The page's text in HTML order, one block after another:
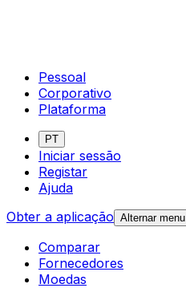
Pessoal
Corporativo
Plataforma
PT
Iniciar sessão
Registar
Ajuda
Obter a aplicação Alternar menu
Comparar
Fornecedores
Moedas